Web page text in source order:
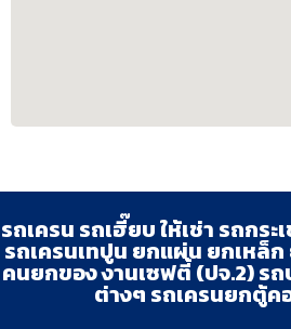
รถเครน รถเฮี๊ยบ ให้เช่า รถกร
รถเครนเทปูน ยกแผ่น ยกเหล็ก
คนยกของ งานเซฟตี้ (ปจ.2) ร
ต่างๆ รถเครนยกตู้ค